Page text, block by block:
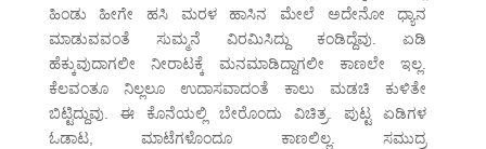
ಹಿಂಡು ಹೀಗೇ ಹಸಿ ಮರಳ ಹಾಸಿನ ಮೇಲೆ ಅದೇನೋ ಧ್ಯಾನ
ಮಾಡುವವಂತೆ ಸುಮ್ಮನೆ ವಿರಮಿಸಿದ್ದು ಕಂಡಿದ್ದೆವು. ಏಡಿ
ಹೆಕ್ಕುವುದಾಗಲೀ ನೀರಾಟಕ್ಕೆ ಮನಮಾಡಿದ್ದಾಗಲೀ ಕಾಣಲೇ ಇಲ್ಲ.
ಕೆಲವಂತೂ ನಿಲ್ಲಲೂ ಉದಾಸವಾದಂತೆ ಕಾಲು ಮಡಚಿ ಕುಳಿತೇ
ಬಿಟ್ಟಿದ್ದುವು. ಈ ಕೊನೆಯಲ್ಲಿ ಬೇರೊಂದು ವಿಚಿತ್ರ. ಪುಟ್ಟ ಏಡಿಗಳ
ಓಡಾಟ, ಮಾಟೆಗಳೊಂದೂ ಕಾಣಲಿಲ್ಲ. ಸಮುದ್ರ